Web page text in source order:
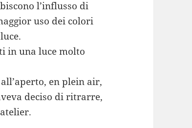
l’influsso di
uso dei colori
in una luce molto
en plein air,
deciso di ritrarre,